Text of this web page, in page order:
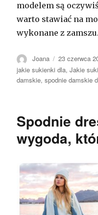
modelem są
warto stawiać na
wykonane z
Autor
Joana Opublikowano
23 czerwca
jakie sukienki dla,Jakie
damskie,spodnie damskie
Spodnie
wygoda,